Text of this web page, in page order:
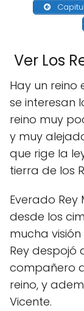
Ver Los
Hay un reino
se interesan
reino muy
y muy
que rige la
tierra de los
Everado Rey
desde los
mucha
Rey despojó
compañero
reino, y
Vicente.